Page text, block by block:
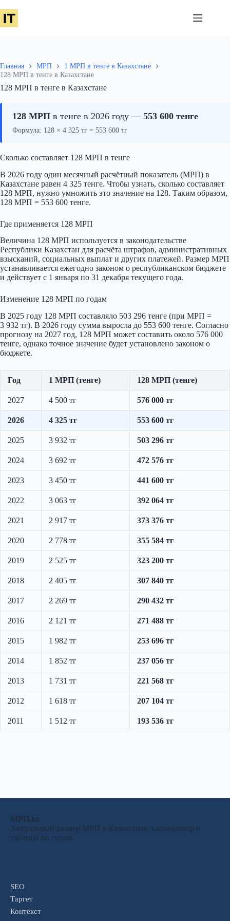
сути
Главная МРП
1 МРП в тенге в Казахстане
128 МРП в тенге в Казахстане
128 МРП в тенге в Казахстане
128 МРП в тенге в 2026 году — 553 600 тенге
Формула: 128 × 4 325 тг = 553 600 тг
Сколько составляет 128 МРП в тенге
В 2026 году один месячный расчётный показатель (МРП) в
Казахстане равен 4 325 тенге. Чтобы узнать, сколько составляет
128 МРП, нужно умножить это значение на 128. Таким образом,
128 МРП = 553 600 тенге.
Где применяется 128 МРП
Величина 128 МРП используется в законодательстве
Республики Казахстан для расчёта штрафов, административных
взысканий, социальных выплат и других платежей. Размер МРП
устанавливается ежегодно законом о республиканском бюджете
и действует с 1 января по 31 декабря текущего года.
Изменение 128 МРП по годам
В 2025 году 128 МРП составляло 503 296 тенге (при МРП =
3 932 тг). В 2026 году сумма выросла до 553 600 тенге. Согласно
прогнозу на 2027 год, 128 МРП может составить около 576 000
тенге, однако точное значение будет установлено законом о
бюджете.
Год 1 МРП (тенге) 128 МРП (тенге)
2027 4 500 тг 576 000 тг
2026 4 325 тг 553 600 тг
2025 3 932 тг 503 296 тг
2024 3 692 тг 472 576 тг
2023 3 450 тг 441 600 тг
2022 3 063 тг 392 064 тг
2021 2 917 тг 373 376 тг
2020 2 778 тг 355 584 тг
2019 2 525 тг 323 200 тг
2018 2 405 тг 307 840 тг
2017 2 269 тг 290 432 тг
2016 2 121 тг 271 488 тг
2015 1 982 тг 253 696 тг
2014 1 852 тг 237 056 тг
2013 1 731 тг 221 568 тг
2012 1 618 тг 207 104 тг
2011 1 512 тг 193 536 тг
МРП.kz
Актуальный размер МРП в Казахстане, калькулятор и
таблица по годам.
SEO
Таргет
Контекст